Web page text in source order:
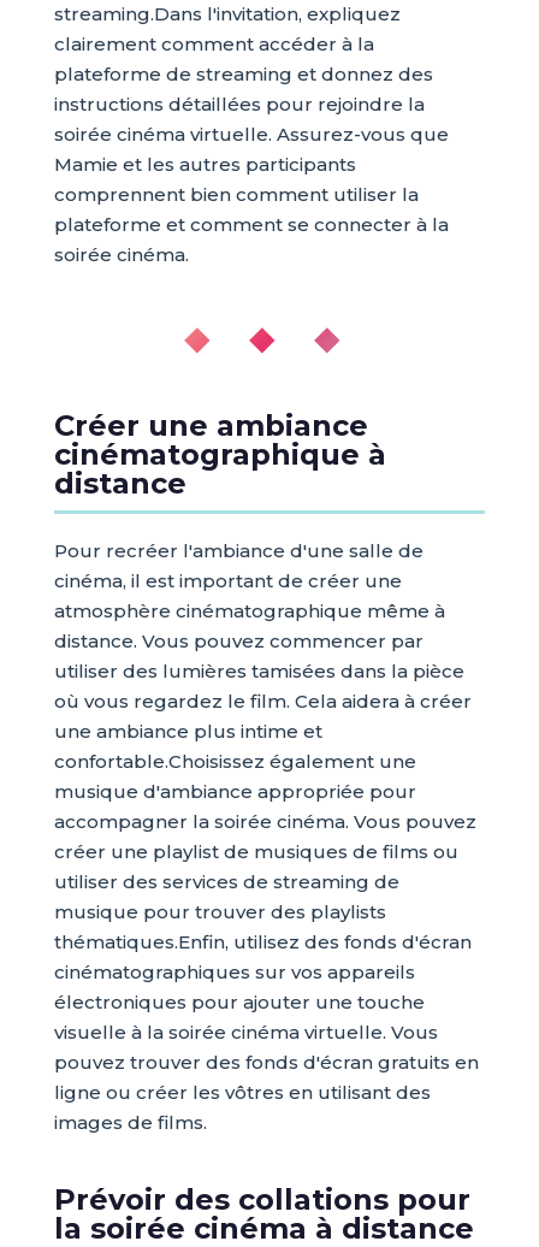
streaming.Dans l'invitation, expliquez
clairement comment accéder à la
plateforme de streaming et donnez des
instructions détaillées pour rejoindre la
soirée cinéma virtuelle. Assurez-vous que
Mamie et les autres participants
comprennent bien comment utiliser la
plateforme et comment se connecter à la
soirée cinéma.
◆ ◆ ◆
Créer une ambiance
cinématographique à
distance
Pour recréer l'ambiance d'une salle de
cinéma, il est important de créer une
atmosphère cinématographique même à
distance. Vous pouvez commencer par
utiliser des lumières tamisées dans la pièce
où vous regardez le film. Cela aidera à créer
une ambiance plus intime et
confortable.Choisissez également une
musique d'ambiance appropriée pour
accompagner la soirée cinéma. Vous pouvez
créer une playlist de musiques de films ou
utiliser des services de streaming de
musique pour trouver des playlists
thématiques.Enfin, utilisez des fonds d'écran
cinématographiques sur vos appareils
électroniques pour ajouter une touche
visuelle à la soirée cinéma virtuelle. Vous
pouvez trouver des fonds d'écran gratuits en
ligne ou créer les vôtres en utilisant des
images de films.
Prévoir des collations pour
la soirée cinéma à distance